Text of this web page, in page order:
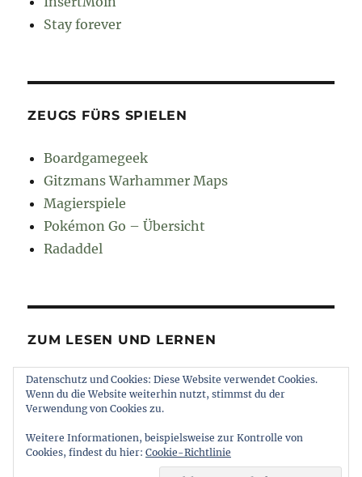
Stay forever
ZEUGS FÜRS SPIELEN
Boardgamegeek
Gitzmans Warhammer Maps
Magierspiele
Pokémon Go – Übersicht
Radaddel
ZUM LESEN UND LERNEN
Euroncap
Tong
Impressum und Datenschutz Stolz
Datenschutz und Cookies: Diese Website verwendet Cookies.
Wenn du die Website weiterhin nutzt, stimmst du der
Verwendung von Cookies zu.
Weitere Informationen, beispielsweise zur Kontrolle von
Cookies, findest du hier: Cookie-Richtlinie